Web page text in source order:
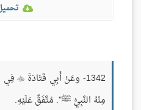
1342- وعَنْ أَبِي قَتَادَةَ فِي
مِنْهُ النَّبِيُّ ﷺ". مُتَّفَقٌ عَلَيْهِ.